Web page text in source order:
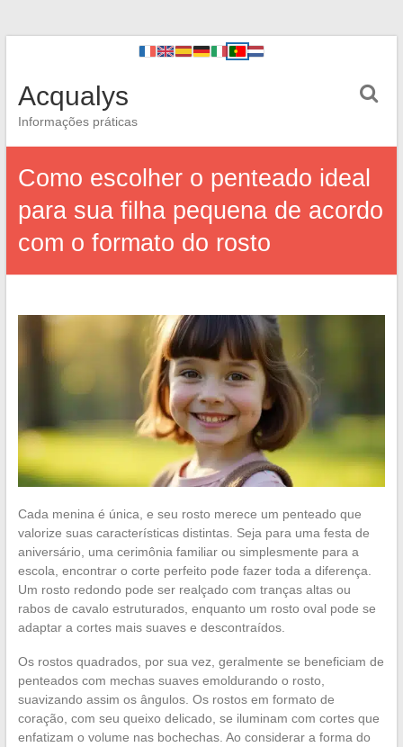
Acqualys
Informações práticas
Como escolher o penteado ideal
para sua filha pequena de acordo
com o formato do rosto
Cada menina é única, e seu rosto merece um penteado que
valorize suas características distintas. Seja para uma festa de
aniversário, uma cerimônia familiar ou simplesmente para a
escola, encontrar o corte perfeito pode fazer toda a diferença.
Um rosto redondo pode ser realçado com tranças altas ou
rabos de cavalo estruturados, enquanto um rosto oval pode se
adaptar a cortes mais suaves e descontraídos.
Os rostos quadrados, por sua vez, geralmente se beneficiam de
penteados com mechas suaves emoldurando o rosto,
suavizando assim os ângulos. Os rostos em formato de
coração, com seu queixo delicado, se iluminam com cortes que
enfatizam o volume nas bochechas. Ao considerar a forma do